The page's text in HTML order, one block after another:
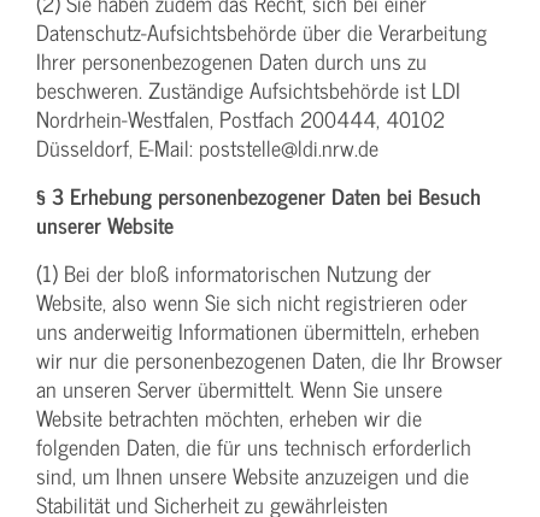
Datenschutz-Aufsichtsbehörde über die Verarbeitung
Ihrer personenbezogenen Daten durch uns zu
beschweren. Zuständige Aufsichtsbehörde ist LDI
Nordrhein-Westfalen, Postfach 200444, 40102
Düsseldorf, E-Mail: poststelle@ldi.nrw.de
§ 3 Erhebung personenbezogener Daten bei Besuch
unserer Website
(1) Bei der bloß informatorischen Nutzung der
Website, also wenn Sie sich nicht registrieren oder
uns anderweitig Informationen übermitteln, erheben
wir nur die personenbezogenen Daten, die Ihr Browser
an unseren Server übermittelt. Wenn Sie unsere
Website betrachten möchten, erheben wir die
folgenden Daten, die für uns technisch erforderlich
sind, um Ihnen unsere Website anzuzeigen und die
Stabilität und Sicherheit zu gewährleisten